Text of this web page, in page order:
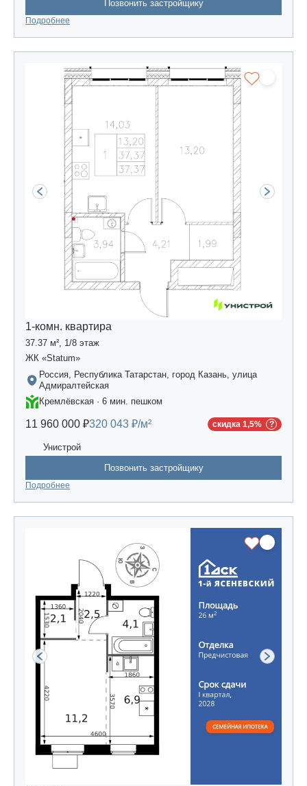
Позвонить застройщику
Подробнее
1-комн. квартира
37.37 м², 1/8 этаж
ЖК «Statum»
Россия, Республика Татарстан, город Казань, улица
Адмиралтейская
Кремлёвская · 6 мин. пешком
11 960 000 ₽320 043 ₽/м² скидка 1,5%
Унистрой
Позвонить застройщику
Подробнее